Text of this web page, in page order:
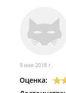
9 мая 2018 г.
Оценка: